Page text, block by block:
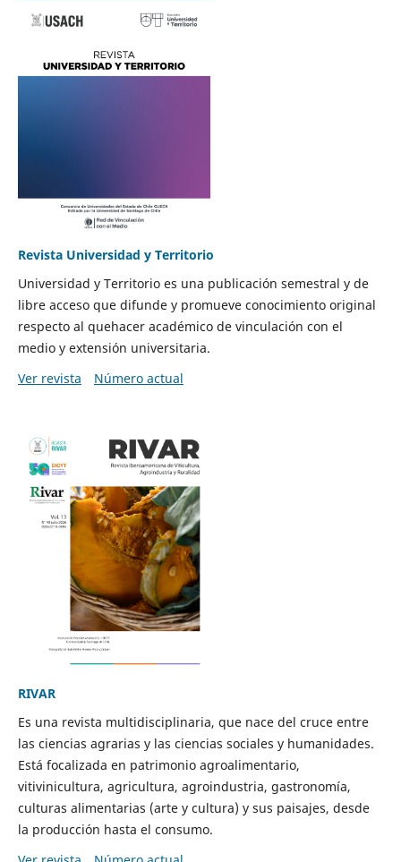
Revista Universidad y Territorio
Universidad y Territorio es una publicación semestral y de
libre acceso que difunde y promueve conocimiento original
respecto al quehacer académico de vinculación con el
medio y extensión universitaria.
Ver revista
Número actual
RIVAR
Es una revista multidisciplinaria, que nace del cruce entre
las ciencias agrarias y las ciencias sociales y humanidades.
Está focalizada en patrimonio agroalimentario,
vitivinicultura, agricultura, agroindustria, gastronomía,
culturas alimentarias (arte y cultura) y sus paisajes, desde
la producción hasta el consumo.